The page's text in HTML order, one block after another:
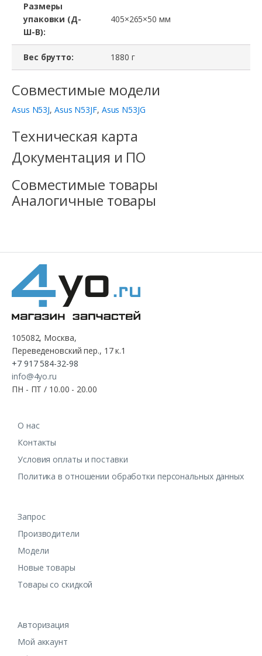
Размеры
упаковки (Д-
Ш-В):
405×265×50 мм
Вес брутто: 1880 г
Совместимые модели
Asus N53J, Asus N53JF, Asus N53JG
Техническая карта
Документация и ПО
Совместимые товары
Аналогичные товары
105082, Москва,
Переведеновский пер., 17 к.1
+7 917 584-32-98
info@4yo.ru
ПН - ПТ / 10.00 - 20.00
О нас
Контакты
Условия оплаты и поставки
Политика в отношении обработки персональных данных
Запрос
Производители
Модели
Новые товары
Товары со скидкой
Авторизация
Мой аккаунт